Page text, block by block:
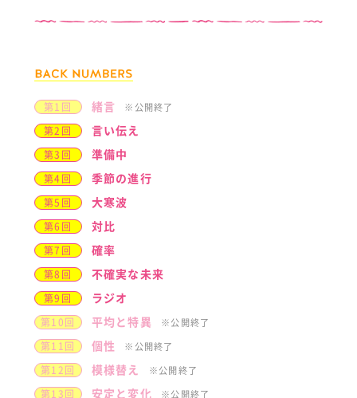
第1回 緒言 ※公開終了
第2回 言い伝え
第3回 準備中
第4回 季節の進行
第5回 大寒波
第6回 対比
第7回 確率
第8回 不確実な未来
第9回 ラジオ
第10回 平均と特異 ※公開終了
第11回 個性 ※公開終了
第12回 模様替え ※公開終了
第13回 安定と変化 ※公開終了